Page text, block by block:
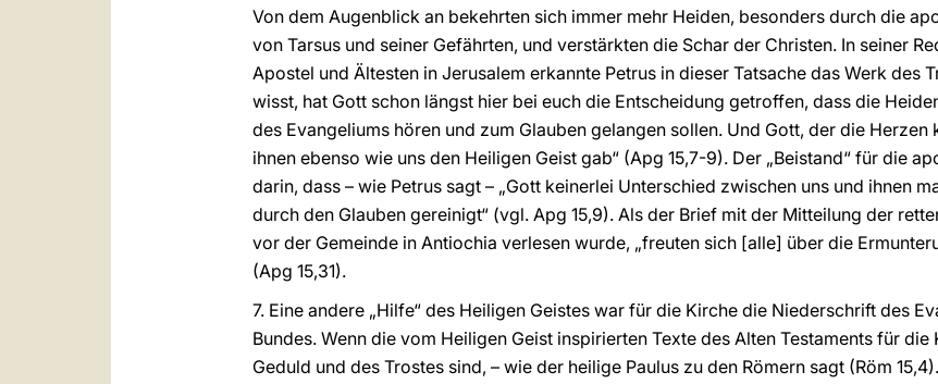
Von dem Augenblick an bekehrten sich immer mehr Heiden, besonders durch die
von Tarsus und seiner Gefährten, und verstärkten die Schar der Christen. In seiner
Apostel und Ältesten in Jerusalem erkannte Petrus in dieser Tatsache das Werk des
wisst, hat Gott schon längst hier bei euch die Entscheidung getroffen, dass die
des Evangeliums hören und zum Glauben gelangen sollen. Und Gott, der die
ihnen ebenso wie uns den Heiligen Geist gab“ (Apg 15,7-9). Der „Beistand“ für die
darin, dass – wie Petrus sagt – „Gott keinerlei Unterschied zwischen uns und ihnen
durch den Glauben gereinigt“ (vgl. Apg 15,9). Als der Brief mit der Mitteilung der
vor der Gemeinde in Antiochia verlesen wurde, „freuten sich [alle] über die
(Apg 15,31).
7. Eine andere „Hilfe“ des Heiligen Geistes war für die Kirche die Niederschrift des
Bundes. Wenn die vom Heiligen Geist inspirierten Texte des Alten Testaments für
Geduld und des Trostes sind, – wie der heilige Paulus zu den Römern sagt (Röm 15,4).